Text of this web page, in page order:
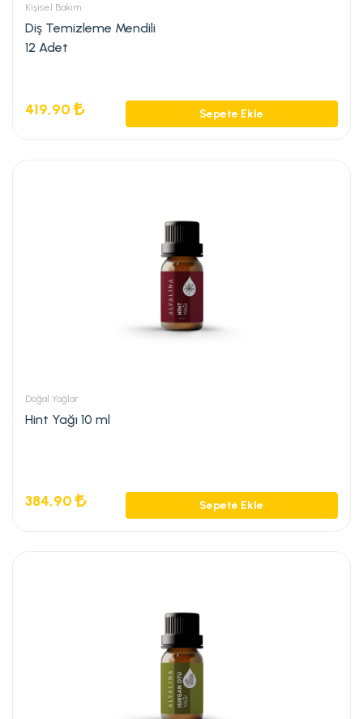
Kişisel Bakım
Diş Temizleme Mendili
12 Adet
419,90 Sepete Ekle
Doğal Yağlar
Hint Yağı 10 ml
384,90 Sepete Ekle